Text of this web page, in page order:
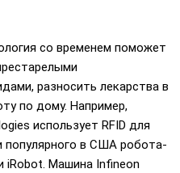
со временем поможет
разносить лекарства в
по дому. Например,
использует RFID для
популярного в США робота-
iRobot. Машина Infineon